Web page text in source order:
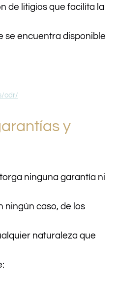
de litigios que facilita la
se encuentra disponible
odr/
y
ninguna garantía ni
ningún caso, de los
naturaleza que